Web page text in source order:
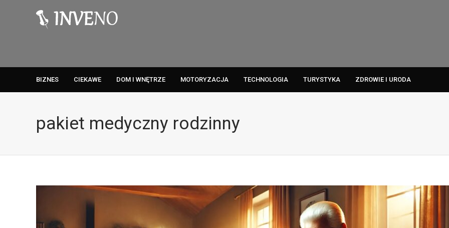
BIZNES CIEKAWE DOM I WNĘTRZE MOTORYZACJA TECHNOLOGIA TURYSTYKA ZDROWIE I URODA
pakiet medyczny rodzinny